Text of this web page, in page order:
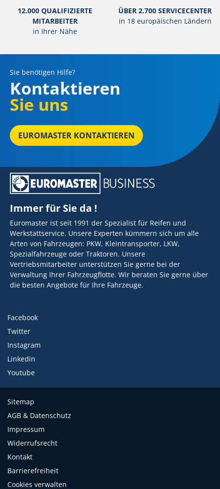
12.000 QUALIFIZIERTE
MITARBEITER
in Ihrer Nähe
ÜBER 2.700 SERVICECENTER
in 18 europäischen Ländern
Sie benötigen Hilfe?
Kontaktieren
Sie uns
EUROMASTER KONTAKTIEREN
Immer für Sie da !
Euromaster ist seit 1991 der Spezialist für Reifen und
Werkstattservice. Unsere Experten kümmern sich um alle
Arten von Fahrzeugen: PKW, Kleintransporter, LKW,
Spezialfahrzeuge oder Traktoren. Unsere
Vertriebsmitarbeiter unterstützen Sie gerne bei der
Verwaltung Ihrer Fahrzeugflotte. Wir beraten Sie gerne über
die besten Angebote für Ihre Fahrzeuge.
Facebook
Twitter
Instagram
Linkedin
Youtube
Sitemap
AGB & Datenschutz
Impressum
Widerrufsrecht
Kontakt
Barrierefreiheit
Cookies verwalten